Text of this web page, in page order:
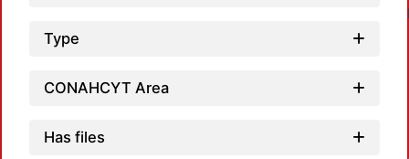
Type
CONAHCYT Area
Has files